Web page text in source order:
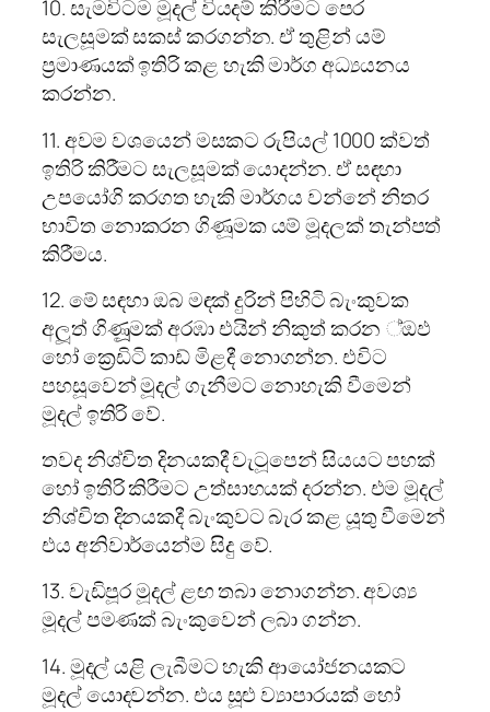
10. සැමවිටම මූදල් වියදම් කිරීමට පෙර
සැලසූමක් සකස් කරගන්න. ඒ තුළින් යම්
ප්‍රමාණයක් ඉතිරි කළ හැකි මාර්ග අධ්‍යයනය
කරන්න.
11. අවම වශයෙන් මසකට රුපියල් 1000 ක්වත්
ඉතිරි කිරීමට සැලසූමක් යොදන්න. ඒ සඳහා
උපයෝගි කරගත හැකි මාර්ගය වන්නේ නිතර
භාවිත නොකරන ගිණූමක යම් මූදලක් තැන්පත්
කිරීමය.
12. මේ සඳහා ඔබ මඳක් දුරින් පිහිටි බැංකුවක
අලූ‍ත් ගිණූූමක් අරඹා එයින් නිකුත් කරන ්ඔඵ
හෝ ක්‍රෙඩිටි කාඩ් මිළදී නොගන්න. එවිට
පහසූවෙන් මූදල් ගැනීමට නොහැකි වීමෙන්
මූදල් ඉතිරි වේ.
තවද නිශ්චිත දිනයකදී වැටූපෙන් සියයට පහක්
හෝ ඉතිරි කිරීමට උත්සාහයක් දරන්න. එම මූදල්
නිශ්චිත දිනයකදී බැංකුවට බැර කළ යූතු වීමෙන්
එය අනිවාර්යෙන්ම සිදු වේ.
13. වැඩිපූර මූදල් ළඟ තබා නොගන්න. අවශ්‍ය
මූදල් පමණක් බැංකුවෙන් ලබා ගන්න.
14. මූදල් යළි ලැබීමට හැකි ආයෝජනයකට
මූදල් යොදවන්න. එය සූළු ව්‍යාපාරයක් හෝ